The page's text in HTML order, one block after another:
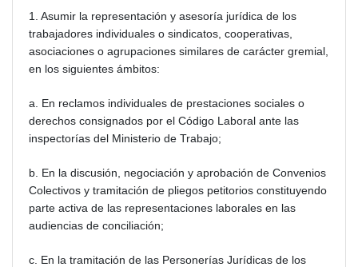
1. Asumir la representación y asesoría jurídica de los
trabajadores individuales o sindicatos, cooperativas,
asociaciones o agrupaciones similares de carácter gremial,
en los siguientes ámbitos:
a. En reclamos individuales de prestaciones sociales o
derechos consignados por el Código Laboral ante las
inspectorías del Ministerio de Trabajo;
b. En la discusión, negociación y aprobación de Convenios
Colectivos y tramitación de pliegos petitorios constituyendo
parte activa de las representaciones laborales en las
audiencias de conciliación;
c. En la tramitación de las Personerías Jurídicas de los